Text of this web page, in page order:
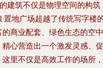
建筑不仅是物理空间的构筑
置地广场超越了传统写字楼
商业配套、绿色生态的空中
心营造出一个激发灵感、促
里不仅是高效工作的场所，